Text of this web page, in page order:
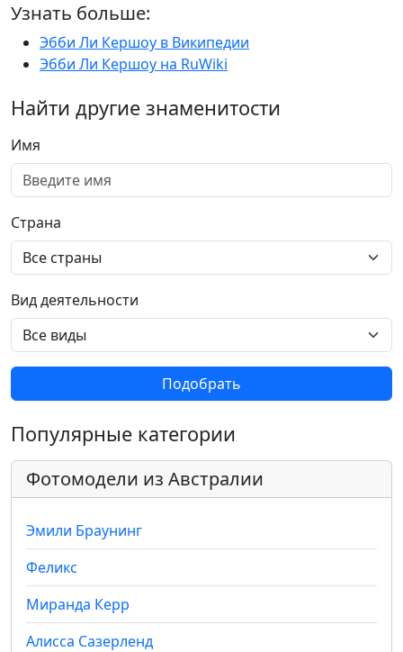
Узнать больше:
Эбби Ли Кершоу в Википедии
Эбби Ли Кершоу на RuWiki
Найти другие знаменитости
Имя
Страна
Вид деятельности
Подобрать
Популярные категории
Фотомодели из Австралии
Эмили Браунинг
Феликс
Миранда Керр
Алисса Сазерленд